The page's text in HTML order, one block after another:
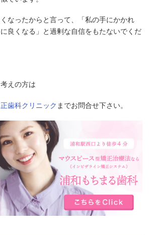
なったからと言って、「私の手にかかれ
良くなる」と過剰な自信をもたないでくだ
えの方は
歯科クリニック までお問合せ下さい。